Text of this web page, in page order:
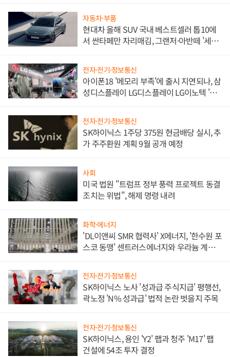
자동차·부품
현대차 올해 SUV 국내 베스트셀러 톱10에
서 싼타페만 자리매김, 그랜저·아반떼 '세단
전자·전기·정보통신
아이폰18 '메모리 부족'에 출시 지연되나, 삼
성디스플레이 LG디스플레이 LG이노텍 '탈
전자·전기·정보통신
SK하이닉스 1주당 375원 현금배당 실시, 추
가 주주환원 계획 9월 공개 예정
사회
미국 법원 "트럼프 정부 풍력 프로젝트 동결
조치는 위법", 해제 명령 내려
화학·에너지
'DL이앤씨 SMR 협력사' X에너지, '한수원 포
스코 동맹' 센트러스에너지와 우라늄 계약
전자·전기·정보통신
SK하이닉스 노사 '성과급 주식지급' 평행선,
곽노정 'N% 성과급' 법적 논란 벗을지 주목
전자·전기·정보통신
SK하이닉스, 용인 'Y2' 팹과 청주 'M17' 팹
건설에 54조 투자 결정